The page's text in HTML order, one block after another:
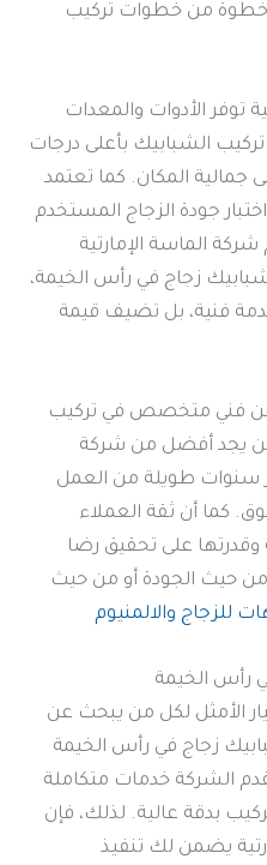
خطوة من خطوات تركيب
توفر الأدوات والمعدات
تركيب الشبابيك بأعلى درجات
جمالية المكان. كما تعتمد
جودة الزجاج المستخدم
الماسة الإمارتية
شبابيك زجاج في رأس الخيمة،
فنية، بل تضيف قيمة
عن فني متخصص في تركيب
يجد أفضل من شركة
سنوات طويلة من العمل
كما أن ثقة العملاء
وقدرتها على تحقيق رضا
حيث الجودة أو من حيث
للزجاج والالمنيوم
رأس الخيمة
الأمثل لكل من يبحث عن
زجاج في رأس الخيمة
الشركة خدمات متكاملة
بدقة عالية. لذلك، فإن
يضمن لك تنفيذ